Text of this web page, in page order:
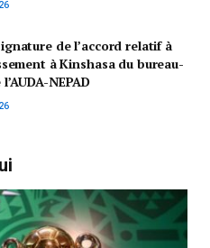
de l’accord relatif à
à Kinshasa du bureau-
NEPAD